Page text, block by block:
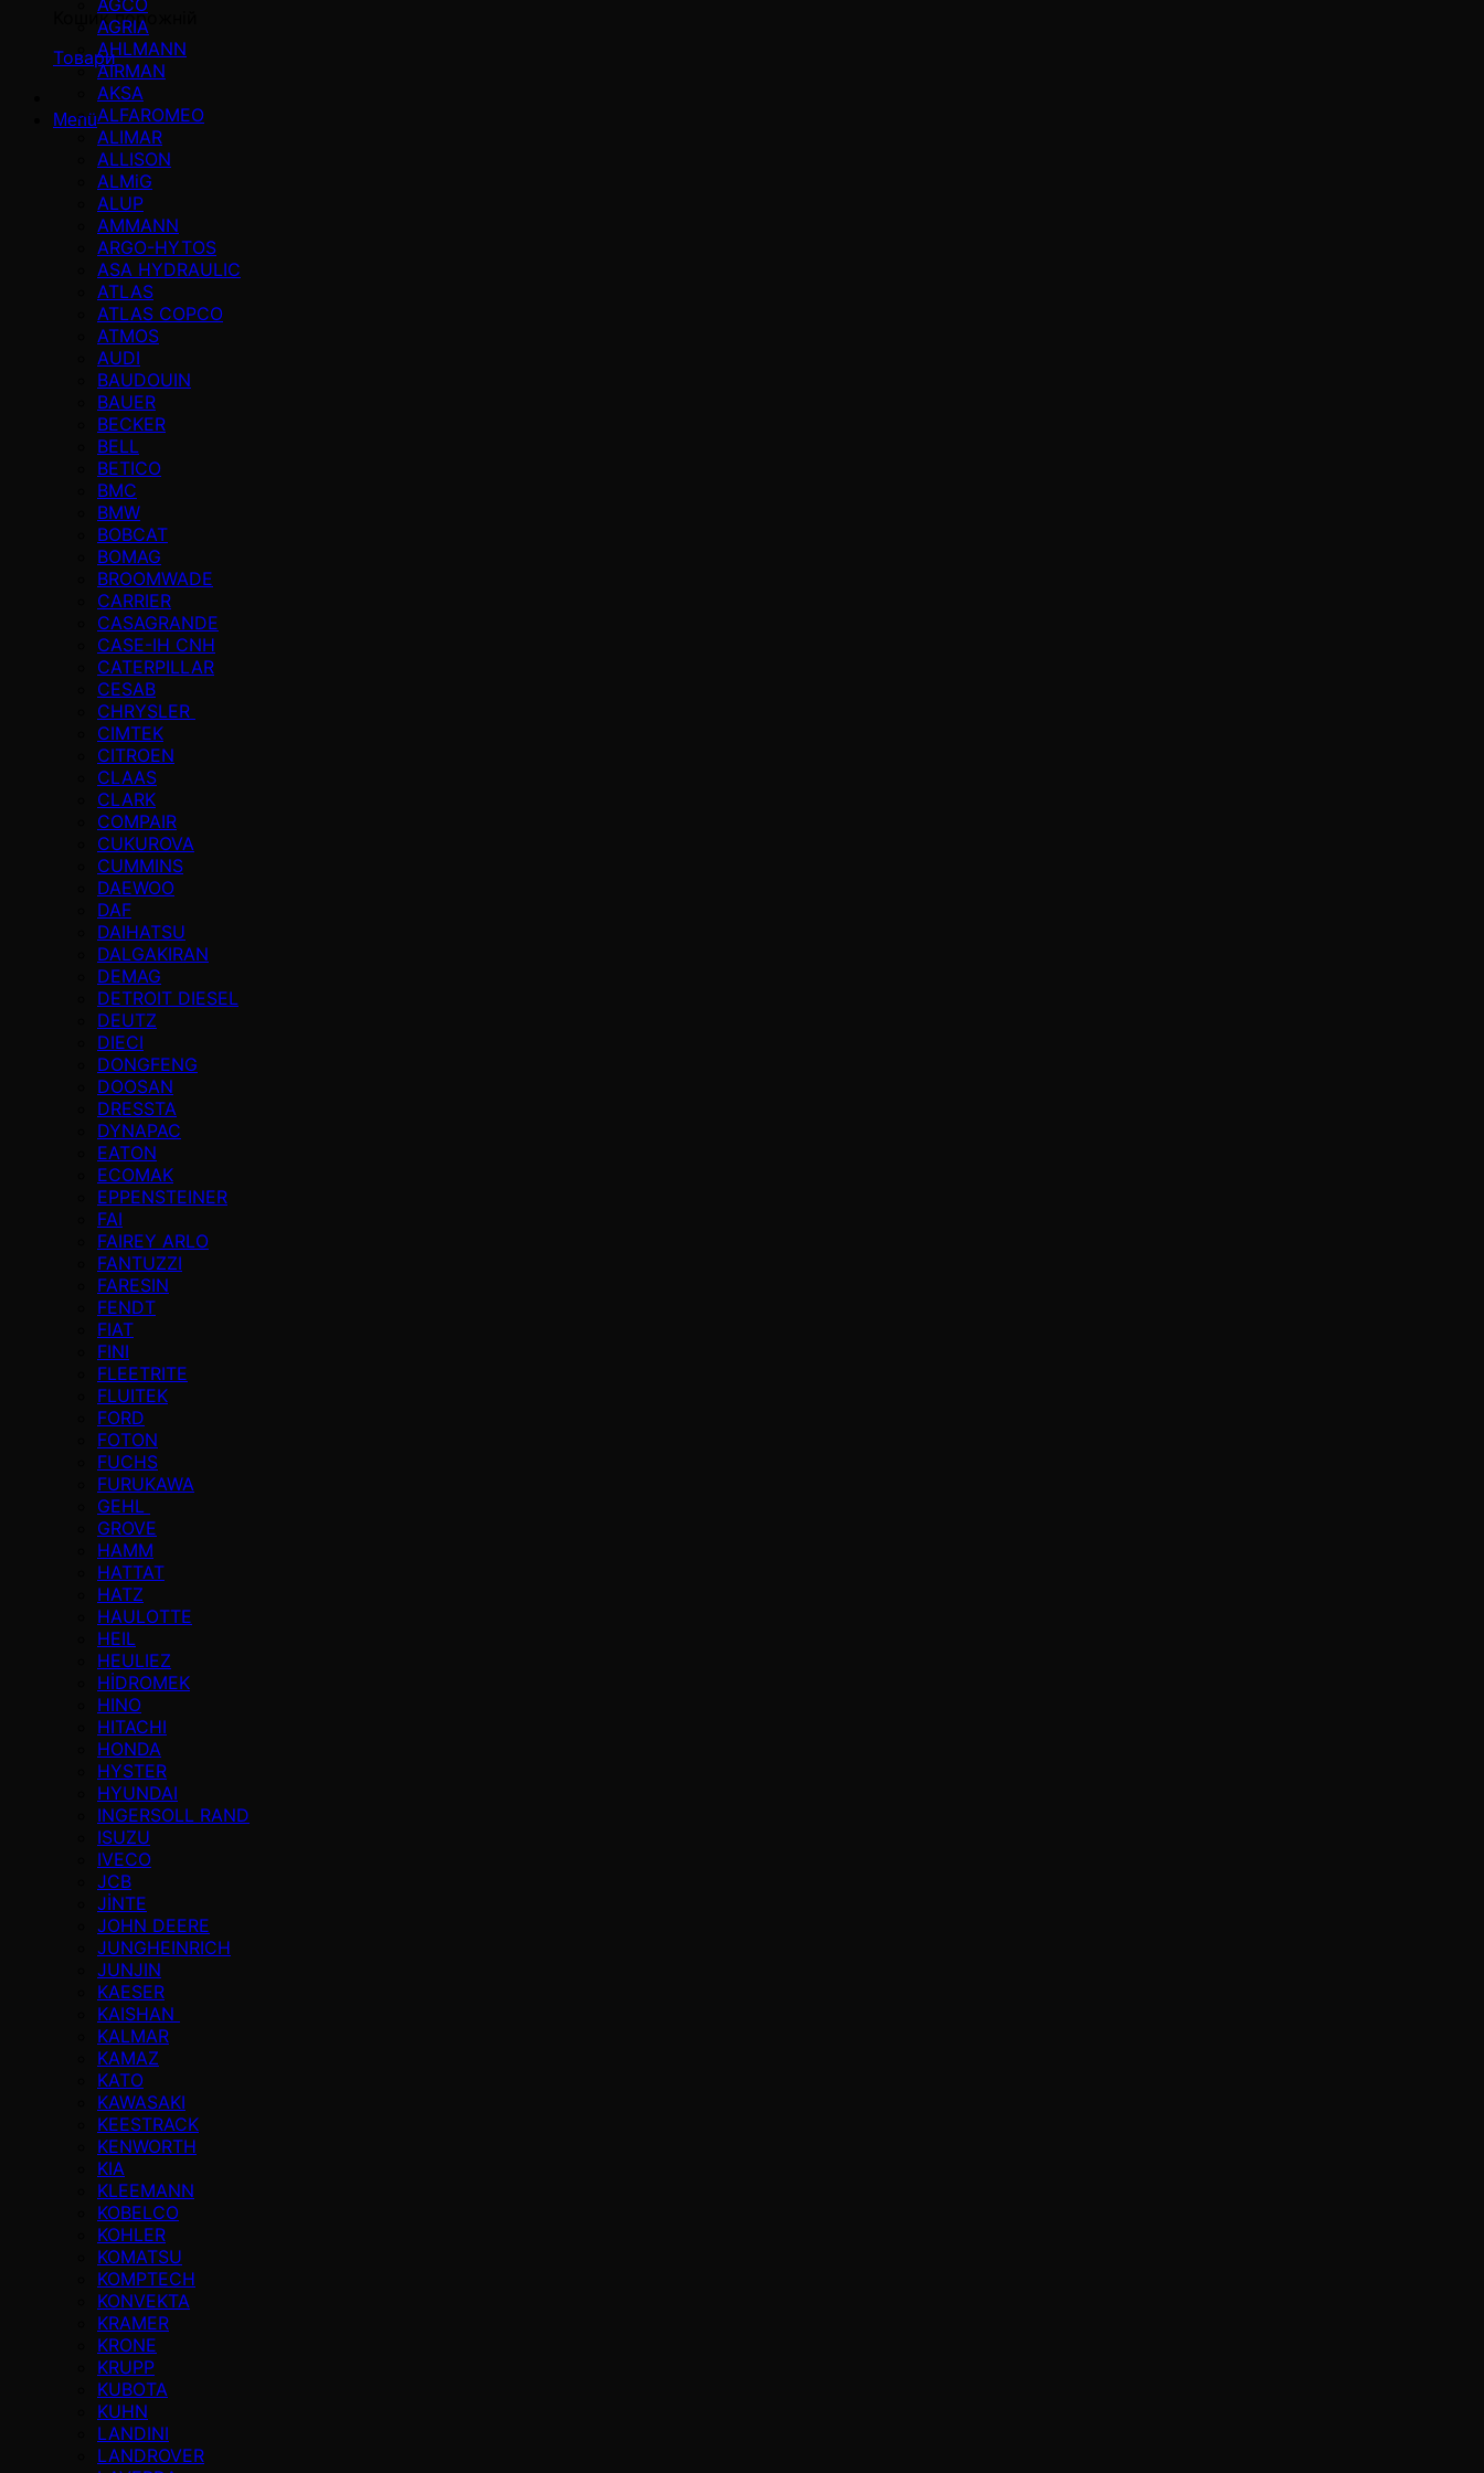
Кошик порожній
Товари
Menü
AGRIA
AHLMANN
AIRMAN
AKSA
ALFAROMEO
ALIMAR
ALLISON
ALMiG
ALUP
AMMANN
ARGO-HYTOS
ASA HYDRAULIC
ATLAS
ATLAS COPCO
ATMOS
AUDI
BAUDOUIN
BAUER
BECKER
BELL
BETICO
BMC
BMW
BOBCAT
BOMAG
BROOMWADE
CARRIER
CASAGRANDE
CASE-IH CNH
CATERPILLAR
CESAB
CHRYSLER
CIMTEK
CITROEN
CLAAS
CLARK
COMPAIR
CUKUROVA
CUMMINS
DAEWOO
DAF
DAIHATSU
DALGAKIRAN
DEMAG
DETROIT DIESEL
DEUTZ
DIECI
DONGFENG
DOOSAN
DRESSTA
DYNAPAC
EATON
ECOMAK
EPPENSTEINER
FAI
FAIREY ARLO
FANTUZZI
FARESIN
FENDT
FIAT
FINI
FLEETRITE
FLUITEK
FORD
FOTON
FUCHS
FURUKAWA
GEHL
GROVE
HAMM
HATTAT
HATZ
HAULOTTE
HEIL
HEULIEZ
HİDROMEK
HINO
HITACHI
HONDA
HYSTER
HYUNDAI
INGERSOLL RAND
ISUZU
IVECO
JCB
JİNTE
JOHN DEERE
JUNGHEINRICH
JUNJIN
KAESER
KAISHAN
KALMAR
KAMAZ
KATO
KAWASAKI
KEESTRACK
KENWORTH
KIA
KLEEMANN
KOBELCO
KOHLER
KOMATSU
KOMPTECH
KONVEKTA
KRAMER
KRONE
KRUPP
KUBOTA
KUHN
LANDINI
LANDROVER